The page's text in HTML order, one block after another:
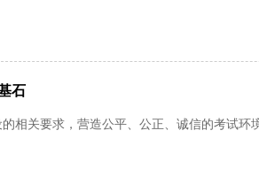
石
相关要求，营造公平、公正、诚信的考试环